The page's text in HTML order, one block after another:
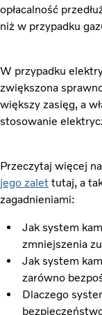
opłacalność
niż w przypadku
W przypadku
zwiększona
większy zasięg, a
stosowanie
Przeczytaj więcej
jego zalet tutaj, a
zagadnieniami:
Jak system
zmniejszenia
Jak system
zarówno
Dlaczego